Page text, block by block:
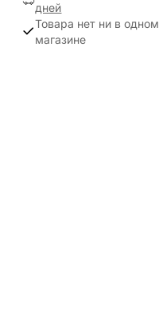
дней
Товара нет ни в одном
магазине